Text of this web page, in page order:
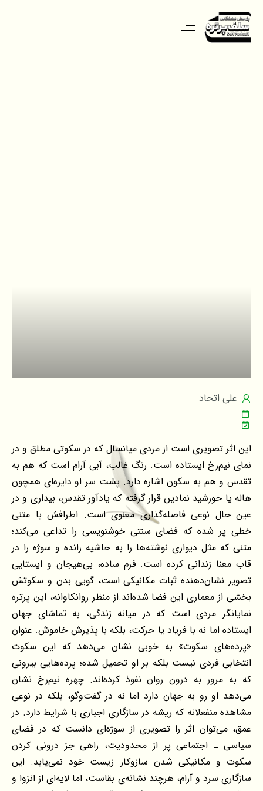
علی اتحاد
این اثر تصویری است از مردی میانسال که در سکوتی مطلق و در
نمای نیم‌رخ ایستاده است. رنگ غالب، آبی آرام است که هم به
تقدس و هم به سکون اشاره دارد. پشت سر او دایره‌ای همچون
هاله یا خورشید نمادین قرار گرفته که یادآور تقدس، بیداری و در
عین حال نوعی فاصله‌گذاری معنوی است. اطرافش با متنی
خطی پر شده که فضای سنتی خوشنویسی را تداعی می‌کند؛
متنی که مثل دیواری نوشته‌ها را به حاشیه رانده و سوژه را در
قاب معنا زندانی کرده است. فرم ساده، بی‌هیجان و ایستایی
تصویر نشان‌دهنده ثبات مکانیکی است، گویی بدن و سکوتش
بخشی از معماری این فضا شده‌اند.از منظر روانکاوانه، این پرتره
نمایانگر مردی است که در میانه زندگی، به تماشای جهان
ایستاده اما نه با فریاد یا حرکت، بلکه با پذیرش خاموش. عنوان
«پرده‌های سکوت» به خوبی نشان می‌دهد که این سکوت
انتخابی فردی نیست بلکه بر او تحمیل شده؛ پرده‌هایی بیرونی
که به مرور به درون روان نفوذ کرده‌اند. چهره نیم‌رخ نشان
می‌دهد او رو به جهان دارد اما نه در گفت‌وگو، بلکه در نوعی
مشاهده منفعلانه که ریشه در سازگاری اجباری با شرایط دارد. در
عمق، می‌توان اثر را تصویری از سوژه‌ای دانست که در فضای
سیاسی ـ اجتماعی پر از محدودیت، راهی جز درونی کردن
سکوت و مکانیکی شدن سازوکار زیست خود نمی‌یابد. این
سازگاری سرد و آرام، هرچند نشانه‌ی بقاست، اما لایه‌ای از انزوا و